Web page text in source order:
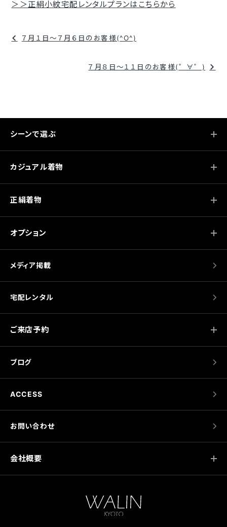
＞＞正絹小紋宅配レンタルプランはこちらから
シ
ョ
ン
７月１日～７月６日のお客様(^O^)
７月８日～１１日のお客様(゜∀゜)
シーンで選ぶ
カジュアル着物
正絹着物
オプション
メディア掲載
宅配レンタル
ご来店予約
ブログ
ACCESS
お問い合わせ
会社概要